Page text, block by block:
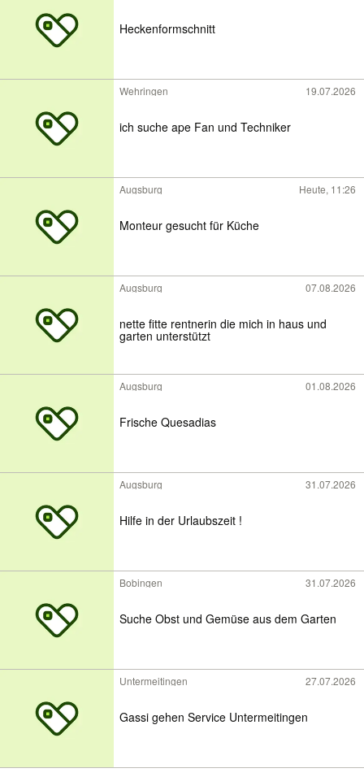
Heckenformschnitt
Wehringen 19.07.2026
ich suche ape Fan und Techniker
Augsburg Heute, 11:26
Monteur gesucht für Küche
Augsburg 07.08.2026
nette fitte rentnerin die mich in haus und
garten unterstützt
Augsburg 01.08.2026
Frische Quesadias
Augsburg 31.07.2026
Hilfe in der Urlaubszeit !
Bobingen 31.07.2026
Suche Obst und Gemüse aus dem Garten
Untermeitingen 27.07.2026
Gassi gehen Service Untermeitingen